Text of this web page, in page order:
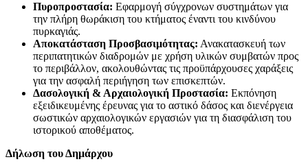
Πυροπροστασία: Εφαρμογή σύγχρονων συστημάτων για
την πλήρη θωράκιση του κτήματος έναντι του κινδύνου
πυρκαγιάς.
Αποκατάσταση Προσβασιμότητας: Ανακατασκευή των
περιπατητικών διαδρομών με χρήση υλικών συμβατών προς
το περιβάλλον, ακολουθώντας τις προϋπάρχουσες χαράξεις
για την ασφαλή περιήγηση των επισκεπτών.
Δασολογική & Αρχαιολογική Προστασία: Εκπόνηση
εξειδικευμένης έρευνας για το αστικό δάσος και διενέργεια
σωστικών αρχαιολογικών εργασιών για τη διασφάλιση του
ιστορικού αποθέματος.
Δήλωση του Δημάρχου